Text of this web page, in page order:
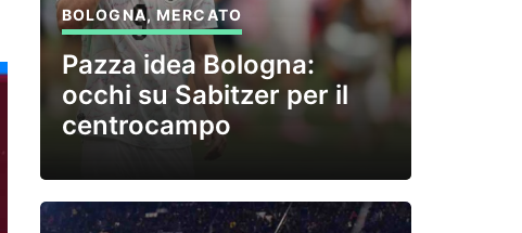
BOLOGNA,MERCATO
Pazza idea Bologna:
occhi su Sabitzer per il
centrocampo